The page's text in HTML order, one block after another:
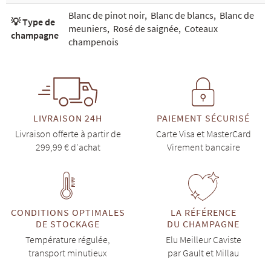
💡 Type de
champagne
Blanc de pinot noir, Blanc de blancs, Blanc de
meuniers, Rosé de saignée, Coteaux
champenois
LIVRAISON 24H
Livraison offerte à partir de
299,99 € d'achat
PAIEMENT SÉCURISÉ
Carte Visa et MasterCard
Virement bancaire
CONDITIONS OPTIMALES
DE STOCKAGE
Température régulée,
transport minutieux
LA RÉFÉRENCE
DU CHAMPAGNE
Elu Meilleur Caviste
par Gault et Millau